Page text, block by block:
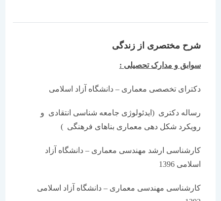
شرح مختصری از زندگی
سوابق و مدارک تحصیلی :
دکترای تخصصی معماری – دانشگاه آزاد اسلامی
رساله دکتری (ایدئولوژی جامعه شناسی انتقادی و
رویکرد شکل دهی معماری بناهای فرهنگی )
کارشناسی ارشد مهندسی معماری – دانشگاه آزاد
اسلامی 1396
کارشناسی مهندسی معماری – دانشگاه آزاد اسلامی